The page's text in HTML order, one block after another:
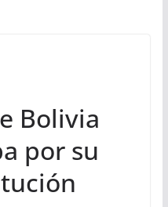
Bolivia
por su